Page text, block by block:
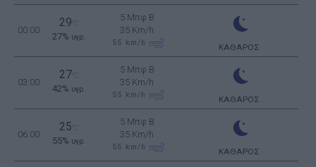
00:00
29
27% υγρ.
5 Μπφ B
35 Km/h
55 km/h ΚΑΘΑΡΟΣ
03:00
27
42% υγρ.
5 Μπφ B
35 Km/h
55 km/h ΚΑΘΑΡΟΣ
06:00
25
55% υγρ.
5 Μπφ B
35 Km/h
55 km/h ΚΑΘΑΡΟΣ